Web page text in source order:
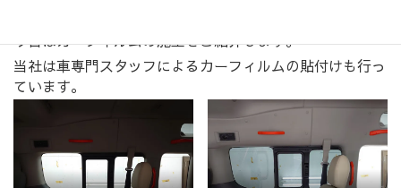
今日はカーフィルムの施工をご紹介します。
当社は車専門スタッフによるカーフィルムの貼付けも行っ
ています。